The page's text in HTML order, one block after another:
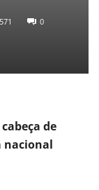
571 0
de
nacional